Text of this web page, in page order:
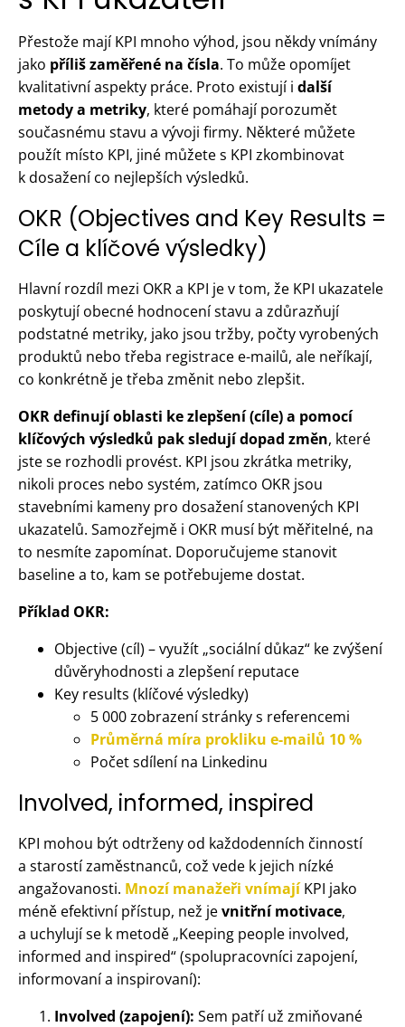
Přestože mají KPI mnoho výhod, jsou někdy vnímány
jako příliš zaměřené na čísla. To může opomíjet
kvalitativní aspekty práce. Proto existují i další
metody a metriky, které pomáhají porozumět
současnému stavu a vývoji firmy. Některé můžete
použít místo KPI, jiné můžete s KPI zkombinovat
k dosažení co nejlepších výsledků.
OKR (Objectives and Key Results =
Cíle a klíčové výsledky)
Hlavní rozdíl mezi OKR a KPI je v tom, že KPI ukazatele
poskytují obecné hodnocení stavu a zdůrazňují
podstatné metriky, jako jsou tržby, počty vyrobených
produktů nebo třeba registrace e-mailů, ale neříkají,
co konkrétně je třeba změnit nebo zlepšit.
OKR definují oblasti ke zlepšení (cíle) a pomocí
klíčových výsledků pak sledují dopad změn, které
jste se rozhodli provést. KPI jsou zkrátka metriky,
nikoli proces nebo systém, zatímco OKR jsou
stavebními kameny pro dosažení stanovených KPI
ukazatelů. Samozřejmě i OKR musí být měřitelné, na
to nesmíte zapomínat. Doporučujeme stanovit
baseline a to, kam se potřebujeme dostat.
Příklad OKR:
Objective (cíl) – využít „sociální důkaz“ ke zvýšení
důvěryhodnosti a zlepšení reputace
Key results (klíčové výsledky)
5 000 zobrazení stránky s referencemi
Průměrná míra prokliku e-mailů 10 %
Počet sdílení na Linkedinu
Involved, informed, inspired
KPI mohou být odtrženy od každodenních činností
a starostí zaměstnanců, což vede k jejich nízké
angažovanosti. Mnozí manažeři vnímajíKPI jako
méně efektivní přístup, než jevnitřní motivace,
a uchylují se k metodě „Keeping people involved,
informed and inspired“ (spolupracovníci zapojení,
informovaní a inspirovaní):
Involved (zapojení): Sem patří už zmiňované